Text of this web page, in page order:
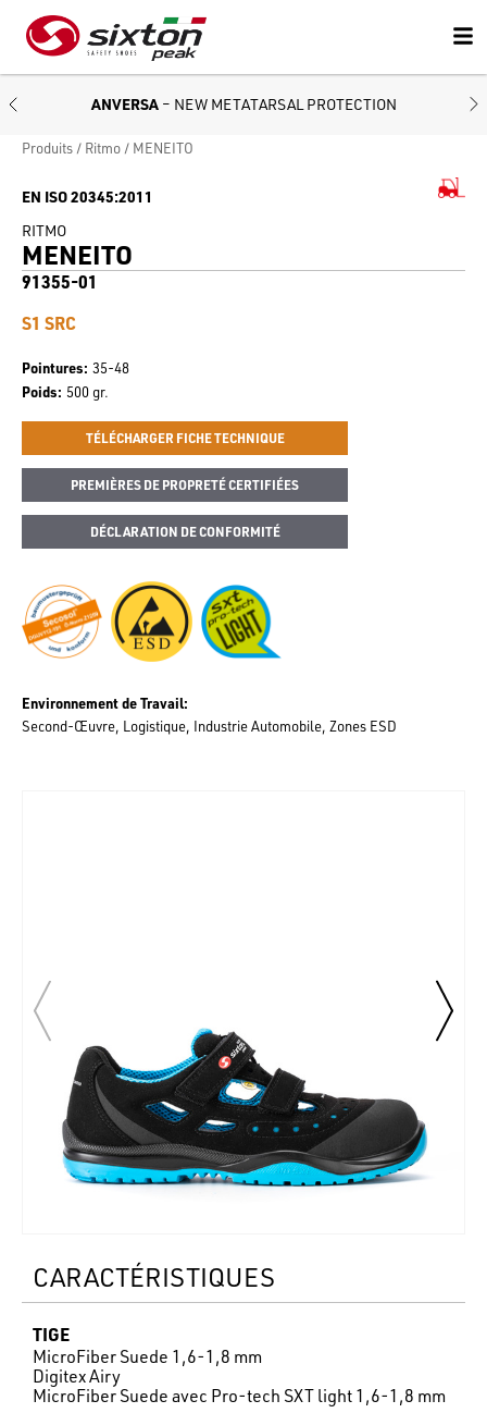
ANVERSA – NEW METATARSAL PROTECTION
Produits Ritmo MENEITO
EN ISO 20345:2011
RITMO
MENEITO
91355-01
S1 SRC
Pointures 35-48
Poids 500 gr.
TÉLÉCHARGER FICHE TECHNIQUE
PREMIÈRES DE PROPRETÉ CERTIFIÉES
DÉCLARATION DE CONFORMITÉ
Environnement de Travail
Second-Œuvre Logistique Industrie Automobile Zones ESD
CARACTÉRISTIQUES
TIGE
MicroFiber Suede 1,6-1,8 mm
Digitex Airy
MicroFiber Suede avec Pro-tech SXT light 1,6-1,8 mm